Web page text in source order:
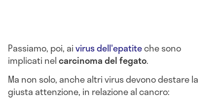
Passiamo, poi, aivirus dell'epatiteche sono
implicati nelcarcinoma del fegato.
Ma non solo, anche altri virus devono destare la
giusta attenzione, in relazione al cancro: